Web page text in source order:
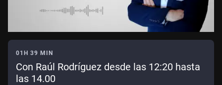
01H 39 MIN
Con Raúl Rodríguez desde las 12:20 hasta
las 14.00